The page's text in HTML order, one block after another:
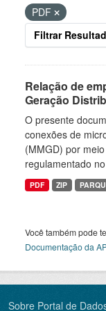
PDF
Filtrar
Relação de
Geração
O presente
conexões de
(MMGD) por
regulamentado
PDF ZIP
Você também pode
Documentação da
Sobre Portal de